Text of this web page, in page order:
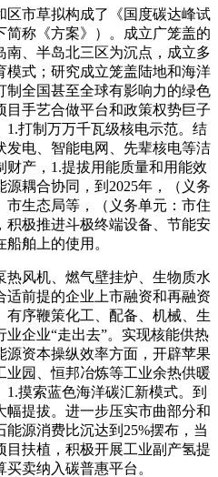
市草拟构成了《国度碳达峰试
简称《方案》）。成立广笼盖的
、半岛北三区为沉点，成立多
模式；研究成立笼盖陆地和海洋
制全国甚至全球有影响力的绿色
手艺合做平台和政策权势巨子
1.打制万万千瓦级核电示范。结
发电、智能电网、先辈核电等洁
产，1.提拔用能质量和用能效
耦合协同，到2025年，（义务
生态局等，（义务单元：市住
积极推进斗极终端设备、节能安
舶上的使用。
风机、燃气壁挂炉、生物质水
适前提的企业上市融资和再融资
有序鞭策化工、配备、机械、生
企业“走出去”。实现核能供热
源资本操纵效率方面，开辟苹果
园、恒邦冶炼等工业余热供暖
摸索蓝色海洋碳汇新模式。到
幅提拔。进一步压实市曲部分和
源消费比沉达到25%摆布，当
扶植，积极开展工业副产氢提
卖纳入碳普惠平台。